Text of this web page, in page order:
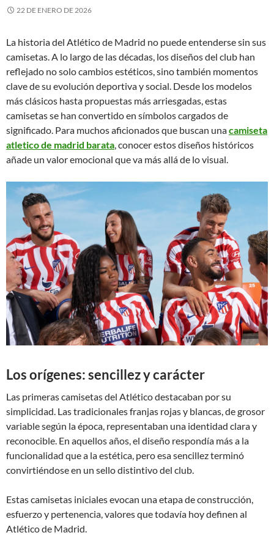
22 DE ENERO DE 2026
La historia del Atlético de Madrid no puede entenderse sin sus
camisetas. A lo largo de las décadas, los diseños del club han
reflejado no solo cambios estéticos, sino también momentos
clave de su evolución deportiva y social. Desde los modelos
más clásicos hasta propuestas más arriesgadas, estas
camisetas se han convertido en símbolos cargados de
significado. Para muchos aficionados que buscan unacamiseta
atletico de madrid barata, conocer estos diseños históricos
añade un valor emocional que va más allá de lo visual.
Los orígenes: sencillez y carácter
Las primeras camisetas del Atlético destacaban por su
simplicidad. Las tradicionales franjas rojas y blancas, de grosor
variable según la época, representaban una identidad clara y
reconocible. En aquellos años, el diseño respondía más a la
funcionalidad que a la estética, pero esa sencillez terminó
convirtiéndose en un sello distintivo del club.
Estas camisetas iniciales evocan una etapa de construcción,
esfuerzo y pertenencia, valores que todavía hoy definen al
Atlético de Madrid.